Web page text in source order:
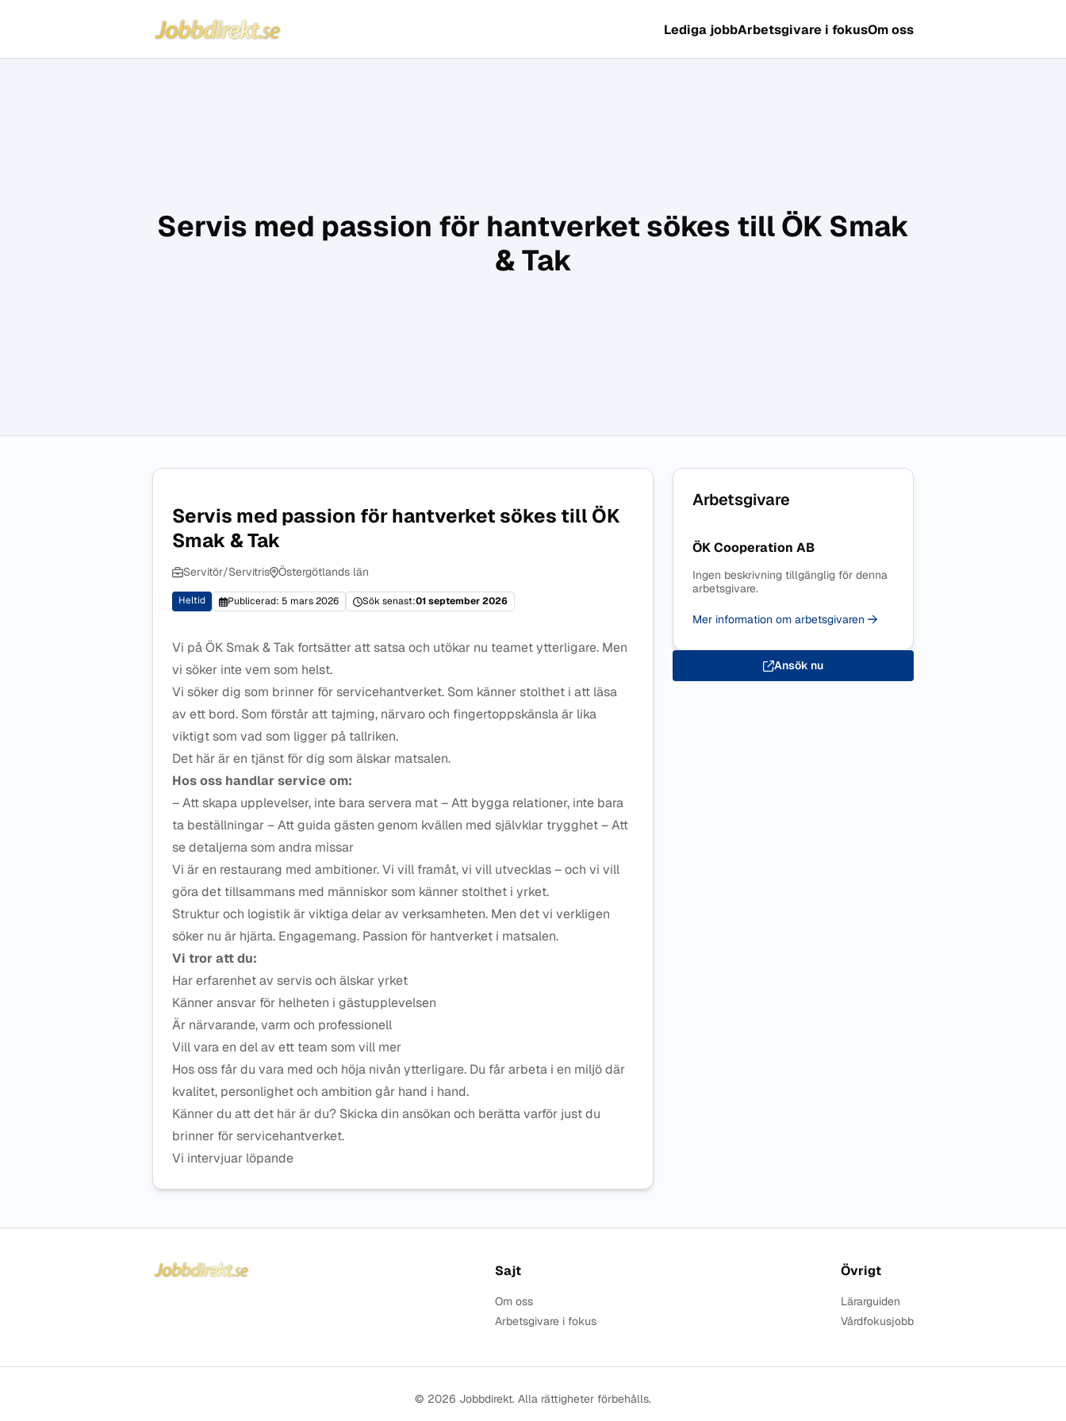
Hoppa till innehåll
Jobbdirekt Lediga jobbArbetsgivare i fokusOm oss
Servis med passion för hantverket sökes till ÖK Smak
& Tak
Servis med passion för hantverket sökes till ÖK
Smak & Tak
Servitör/Servitris Östergötlands län
Heltid Publicerad: 5 mars 2026 Sök senast:01 september 2026
Vi på ÖK Smak & Tak fortsätter att satsa och utökar nu teamet ytterligare. Men
vi söker inte vem som helst.
Vi söker dig som brinner för servicehantverket. Som känner stolthet i att läsa
av ett bord. Som förstår att tajming, närvaro och fingertoppskänsla är lika
viktigt som vad som ligger på tallriken.
Det här är en tjänst för dig som älskar matsalen.
Hos oss handlar service om:
– Att skapa upplevelser, inte bara servera mat – Att bygga relationer, inte bara
ta beställningar – Att guida gästen genom kvällen med självklar trygghet – Att
se detaljerna som andra missar
Vi är en restaurang med ambitioner. Vi vill framåt, vi vill utvecklas – och vi vill
göra det tillsammans med människor som känner stolthet i yrket.
Struktur och logistik är viktiga delar av verksamheten. Men det vi verkligen
söker nu är hjärta. Engagemang. Passion för hantverket i matsalen.
Vi tror att du:
Har erfarenhet av servis och älskar yrket
Känner ansvar för helheten i gästupplevelsen
Är närvarande, varm och professionell
Vill vara en del av ett team som vill mer
Hos oss får du vara med och höja nivån ytterligare. Du får arbeta i en miljö där
kvalitet, personlighet och ambition går hand i hand.
Känner du att det här är du? Skicka din ansökan och berätta varför just du
brinner för servicehantverket.
Vi intervjuar löpande
Arbetsgivare
ÖK Cooperation AB
Ingen beskrivning tillgänglig för denna
arbetsgivare.
Mer information om arbetsgivaren
Ansök nu
Sajt
Om oss
Arbetsgivare i fokus
Övrigt
Lärarguiden
Vårdfokusjobb
© 2026 Jobbdirekt. Alla rättigheter förbehålls.